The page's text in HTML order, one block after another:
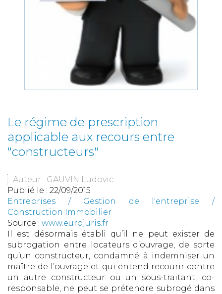
Le régime de prescription
applicable aux recours entre
"constructeurs"
Auteur : GAUVIN Ludovic
Publié le : 22/09/2015
Entreprises / Gestion de l'entreprise /
Construction Immobilier
Source : www.eurojuris.fr
Il est désormais établi qu’il ne peut exister de
subrogation entre locateurs d’ouvrage, de sorte
qu’un constructeur, condamné à indemniser un
maître de l’ouvrage et qui entend recourir contre
un autre constructeur ou un sous-traitant, co-
responsable, ne peut se prétendre subrogé dans